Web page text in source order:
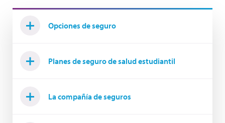
Opciones de seguro
Planes de seguro de salud estudiantil
La compañía de seguros